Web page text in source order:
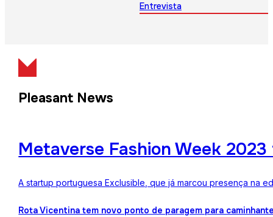
Entrevista
Pleasant News
Metaverse Fashion Week
A startup portuguesa Exclusible, que já marcou presença na
Rota Vicentina tem novo ponto de paragem para